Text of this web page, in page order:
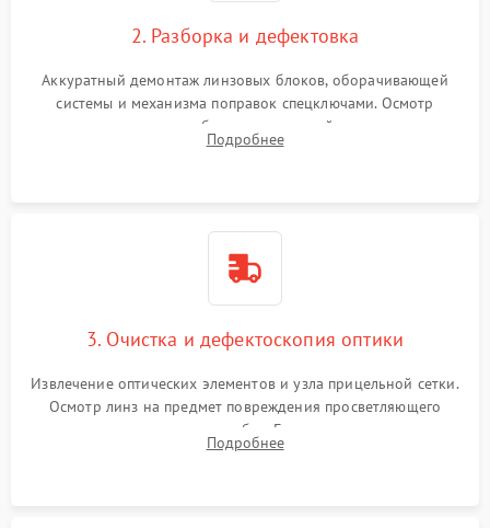
2. Разборка и дефектовка
Аккуратный демонтаж линзовых блоков, оборачивающей
системы и механизма поправок спецключами. Осмотр
внутренних резьбовых соединений, пружин и
уплотнительных колец. Поиск причин люфта, смещения
Подробнее
3. Очистка и дефектоскопия оптики
Извлечение оптических элементов и узла прицельной сетки.
Осмотр линз на предмет повреждения просветляющего
покрытия или появления грибка. Бережная очистка стекол
спецрастворами. Проверка целостности гравированной
Подробнее